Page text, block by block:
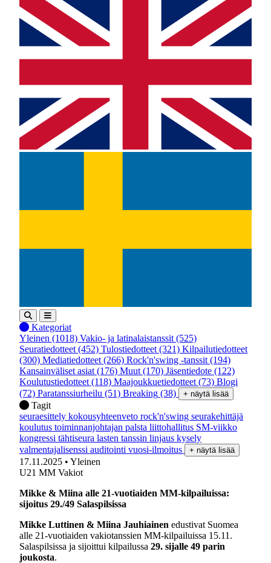
Kategoriat
Yleinen (1018) Vakio- ja latinalaistanssit (525)
Seuratiedotteet (452) Tulostiedotteet (321) Kilpailutiedotteet
(300) Mediatiedotteet (266) Rock'n'swing -tanssit (194)
Kansainväliset asiat (176) Muut (170) Jäsentiedote (122)
Koulutustiedotteet (118) Maajoukkuetiedotteet (73) Blogi
(72) Paratanssiurheilu (51) Breaking (38) + näytä lisää
Tagit
seuraesittely kokousyhteenveto rock'n'swing seurakehittäjä
koulutus toiminnanjohtajan palsta liittohallitus SM-viikko
kongressi tähtiseura lasten tanssin linjaus kysely
valmentajalisenssi auditointi vuosi-ilmoitus + näytä lisää
17.11.2025 • Yleinen
U21 MM Vakiot
Mikke & Miina alle 21-vuotiaiden MM-kilpailuissa:
sijoitus 29./49 Salaspilsissa
Mikke Luttinen & Miina Jauhiainen edustivat Suomea
alle 21-vuotiaiden vakio­tanssien MM-kilpailuissa 15.11.
Salaspilsissa ja sijoittui kilpailussa 29. sijalle 49 parin
joukosta.